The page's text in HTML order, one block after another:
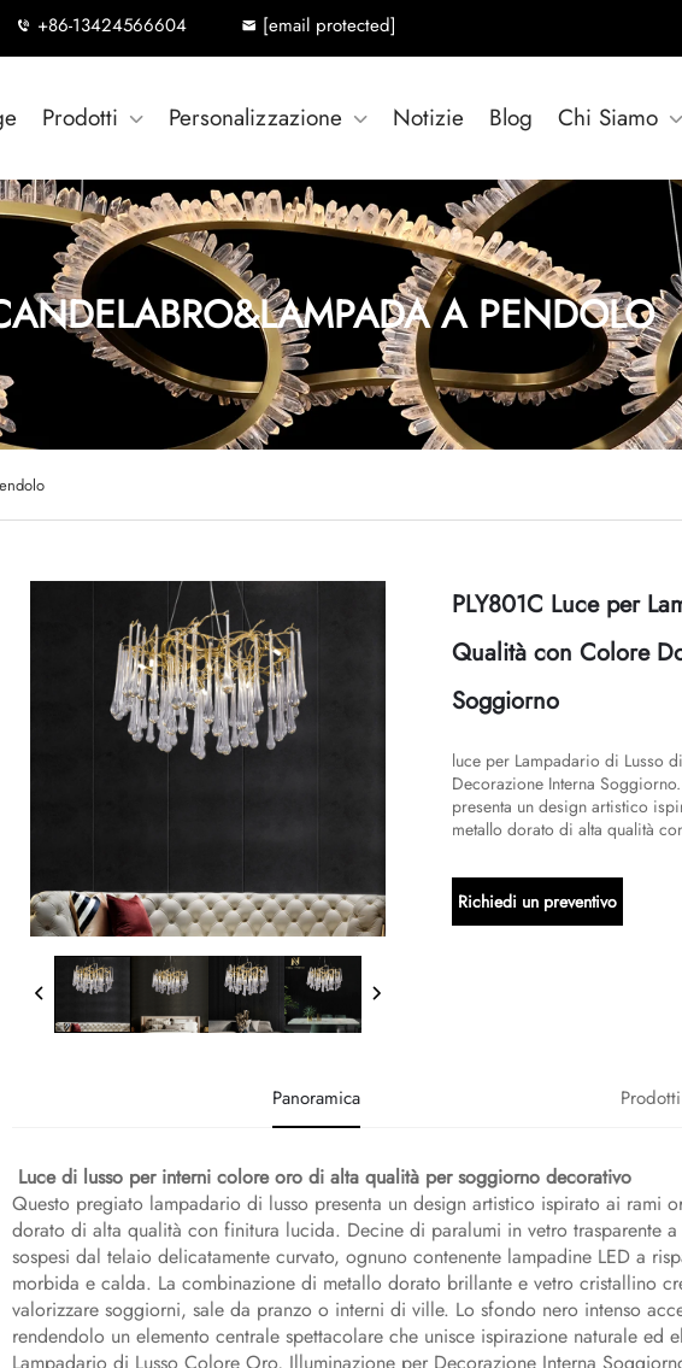
+86-13424566604 [email protected]
Prodotti Personalizzazione Notizie Blog Chi Siamo
A PENDOLO
PLY801C Luce per
Qualità con Colore
Soggiorno
luce per Lampadario di Lusso
Decorazione Interna
presenta un design artistico
metallo dorato di alta qualità
Richiedi un preventivo
Panoramica
​Luce di lusso per interni colore oro di alta qualità per soggiorno decorativo​
Questo pregiato lampadario di lusso presenta un design artistico ispirato ai rami
dorato di alta qualità con finitura lucida. Decine di paralumi in vetro trasparente
sospesi dal telaio delicatamente curvato, ognuno contenente lampadine LED a
morbida e calda. La combinazione di metallo dorato brillante e vetro cristallino
valorizzare soggiorni, sale da pranzo o interni di ville. Lo sfondo nero intenso
rendendolo un elemento centrale spettacolare che unisce ispirazione naturale ed
Lampadario di Lusso Colore Oro, Illuminazione per Decorazione Interna